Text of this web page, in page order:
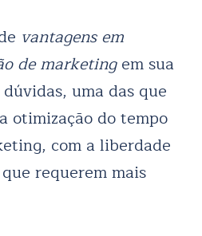
vantagens em
de marketingem sua
uma das que
otimização do tempo
com a liberdade
requerem mais